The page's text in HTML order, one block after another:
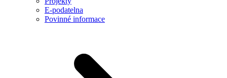
E-podatelna
Povinné informace